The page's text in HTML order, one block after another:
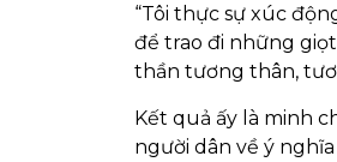
“Tôi thực sự xúc
để trao đi những
thần tương thân,
Kết quả ấy là minh
người dân về ý